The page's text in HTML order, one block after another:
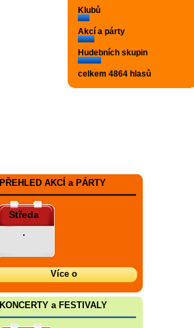
Klubů
Akcí a párty
Hudebních skupin
celkem 4864 hlasů
PŘEHLED AKCÍ a PÁRTY
Středa
.
Více o
KONCERTY a FESTIVALY